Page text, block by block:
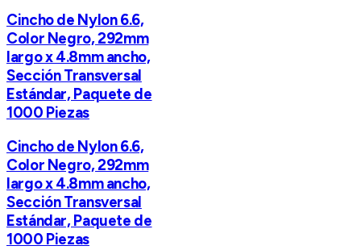
Cincho de Nylon 6.6,
Color Negro, 292mm
largo x 4.8mm ancho,
Sección Transversal
Estándar, Paquete de
1000 Piezas
Cincho de Nylon 6.6,
Color Negro, 292mm
largo x 4.8mm ancho,
Sección Transversal
Estándar, Paquete de
1000 Piezas